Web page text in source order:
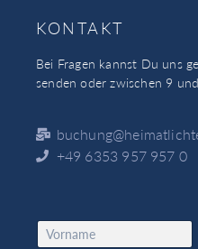
KONTAKT
Bei Fragen kannst Du uns
senden oder zwischen 9
+49 6353 957 957 0
N
a